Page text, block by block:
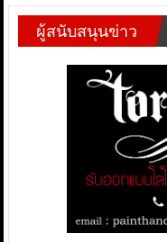
ผู้สนับสนุนข่าว